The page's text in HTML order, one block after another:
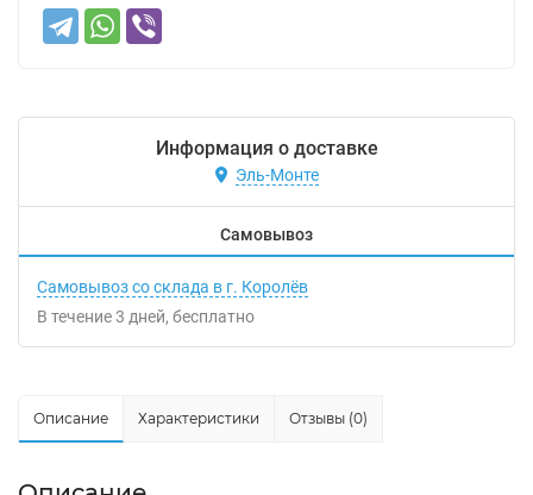
Информация о доставке
Эль-Монте
Самовывоз
Самовывоз со склада в г. Королёв
В течение3 дней Бесплатно
Описание Характеристики Отзывы (0)